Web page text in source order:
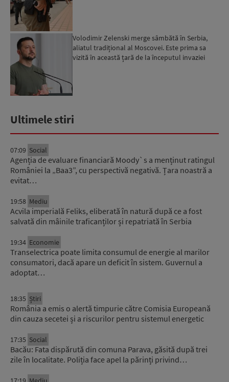
Volodimir Zelenski merge sâmbătă în Serbia,
aliatul tradițional al Moscovei. Este prima sa
vizită în această țară de la începutul invaziei
Ultimele stiri
07:09 Social
Agenția de evaluare financiară Moody`s a menținut ratingul
României la „Baa3”, cu perspectivă negativă. Țara noastră a
evitat…
19:58 Mediu
Acvila imperială Feliks, eliberată în natură după ce a fost
salvată din mâinile traficanților și repatriată în Serbia
19:34 Economie
Transelectrica poate limita consumul de energie al marilor
consumatori, dacă apare un deficit în sistem. Guvernul a
adoptat…
18:35 Știri
România a emis o alertă timpurie către Comisia Europeană
din cauza secetei și a riscurilor pentru sistemul energetic
17:35 Social
Bacău: Fata dispărută din comuna Parava, găsită după trei
zile în localitate. Poliția face apel la părinți privind…